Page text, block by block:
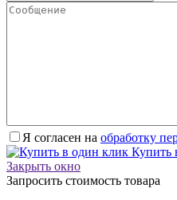
Я согласен на обработку
Купить
Закрыть окно
Запросить стоимость товара